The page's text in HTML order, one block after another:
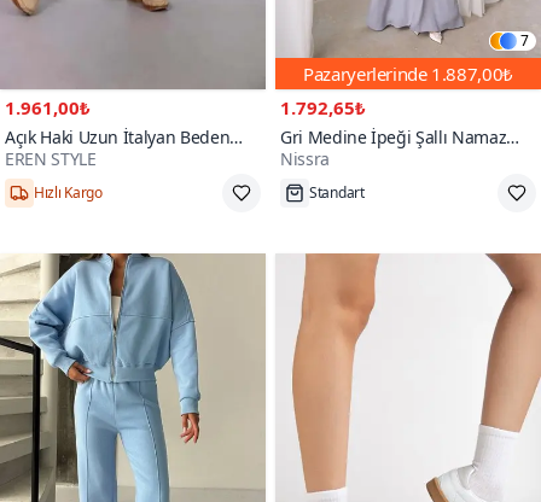
1.961,00₺
Açık Haki Uzun İtalyan Beden
İnce Gösteren Kat İpek Straplez
Elbise Etek
EREN STYLE
Hızlı Kargo
7
Pazaryerlerinde 1.887,00₺
1.792,65₺
Gri Medine İpeği Şallı Namaz
Elbise
Nissra
Standart